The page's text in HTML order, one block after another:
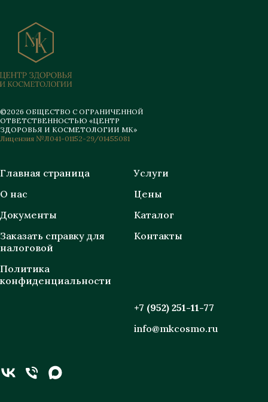
©2026 ОБЩЕСТВО С ОГРАНИЧЕННОЙ
ОТВЕТСТВЕННОСТЬЮ «ЦЕНТР
ЗДОРОВЬЯ И КОСМЕТОЛОГИИ МК»
Лицензия №Л041-01152-29/01455081
Главная страница
О нас
Документы
Заказать справку для
налоговой
Политика
конфиденциальности
Услуги
Цены
Каталог
Контакты
+7 (952) 251-11-77
info@mkcosmo.ru